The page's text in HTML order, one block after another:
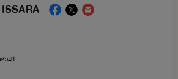
ว4ปี